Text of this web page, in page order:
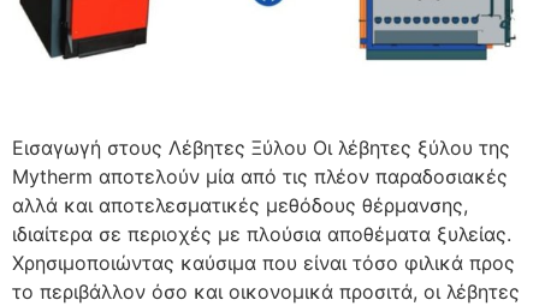
Εισαγωγή στους Λέβητες Ξύλου Οι λέβητες ξύλου της
Mytherm αποτελούν μία από τις πλέον παραδοσιακές
αλλά και αποτελεσματικές μεθόδους θέρμανσης,
ιδιαίτερα σε περιοχές με πλούσια αποθέματα ξυλείας.
Χρησιμοποιώντας καύσιμα που είναι τόσο φιλικά προς
το περιβάλλον όσο και οικονομικά προσιτά, οι λέβητες